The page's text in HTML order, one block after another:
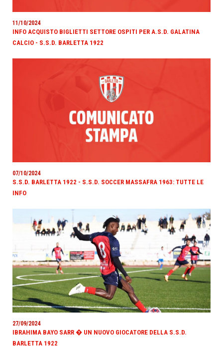
11/10/2024
INFO ACQUISTO BIGLIETTI SETTORE OSPITI PER A.S.D. GALATINA
CALCIO - S.S.D. BARLETTA 1922
07/10/2024
S.S.D. BARLETTA 1922 - S.S.D. SOCCER MASSAFRA 1963: TUTTE LE
INFO
27/09/2024
IBRAHIMA BAYO SARR � UN NUOVO GIOCATORE DELLA S.S.D.
BARLETTA 1922